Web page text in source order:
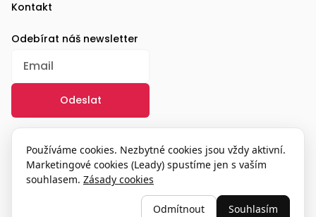
Kontakt
Odebírat náš newsletter
/
GDPR
© 2025, humancraft
Používáme cookies. Nezbytné cookies jsou vždy aktivní.
Marketingové cookies (Leady) spustíme jen s vaším
souhlasem. Zásady cookies
Odmítnout Souhlasím